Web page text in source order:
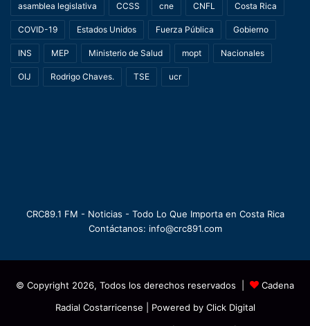
asamblea legislativa CCSS cne CNFL Costa Rica
COVID-19 Estados Unidos Fuerza Pública Gobierno
INS MEP Ministerio de Salud mopt Nacionales
OIJ Rodrigo Chaves. TSE ucr
CRC89.1 FM - Noticias - Todo Lo Que Importa en Costa Rica
Contáctanos: info@crc891.com
© Copyright 2026, Todos los derechos reservados |
Cadena
Radial Costarricense | Powered by Click Digital